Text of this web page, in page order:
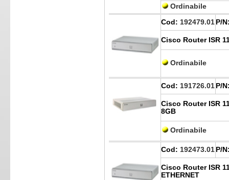
Ordinabile
Cod: 192479.01 P/
Cisco Router ISR
Ordinabile
Cod: 191726.01 P/
Cisco Router ISR
8GB
Ordinabile
Cod: 192473.01 P/
Cisco Router ISR
ETHERNET